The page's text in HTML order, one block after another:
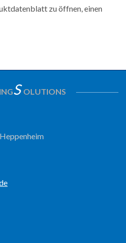
zu öffnen, einen
S OLUTIONS